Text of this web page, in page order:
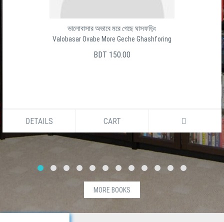
ভালোবাসার অভাবে মরে গেছে ঘাসফড়িং
Valobasar Ovabe More Geche Ghashforing
BDT 150.00
DETAILS CART
MORE BOOKS